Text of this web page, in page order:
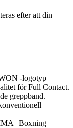
efter att din
-logotyp
för Full Contact.
greppband.
| Boxning